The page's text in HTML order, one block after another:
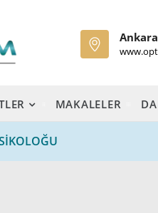
MAKALELER